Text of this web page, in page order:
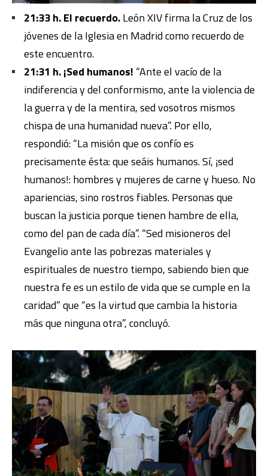
21:33 h. El recuerdo.León XIV firma la Cruz de los
jóvenes de la Iglesia en Madrid como recuerdo de
este encuentro.
21:31 h. ¡Sed humanos! “Ante el vacío de la
indiferencia y del conformismo, ante la violencia de
la guerra y de la mentira, sed vosotros mismos
chispa de una humanidad nueva”. Por ello,
respondió: “La misión que os confío es
precisamente ésta: que seáis humanos. Sí, ¡sed
humanos!: hombres y mujeres de carne y hueso. No
apariencias, sino rostros fiables. Personas que
buscan la justicia porque tienen hambre de ella,
como del pan de cada día”. “Sed misioneros del
Evangelio ante las pobrezas materiales y
espirituales de nuestro tiempo, sabiendo bien que
nuestra fe es un estilo de vida que se cumple en la
caridad” que “es la virtud que cambia la historia
más que ninguna otra”, concluyó.